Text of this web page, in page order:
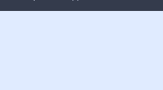
рекомендательные